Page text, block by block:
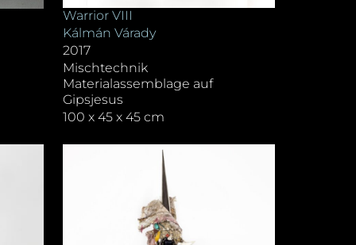
Warrior VIII
Kálmán Várady
2017
Mischtechnik
Materialassemblage auf
Gipsjesus
100 x 45 x 45 cm